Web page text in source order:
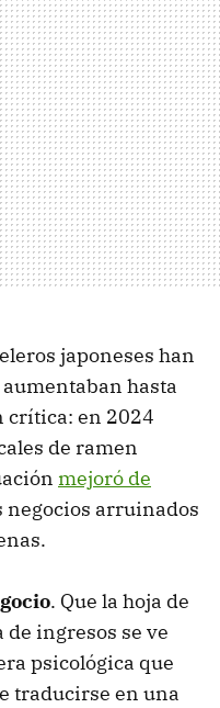
japoneses han
hasta
crítica: en 2024
de ramen
mejoró de
negocios arruinados
. Que la hoja de
ingresos se ve
psicológica que
traducirse en una